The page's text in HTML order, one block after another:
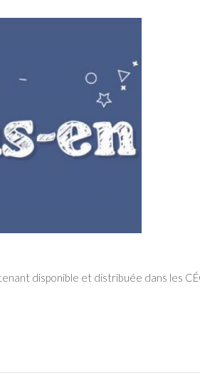
disponible et distribuée dans les